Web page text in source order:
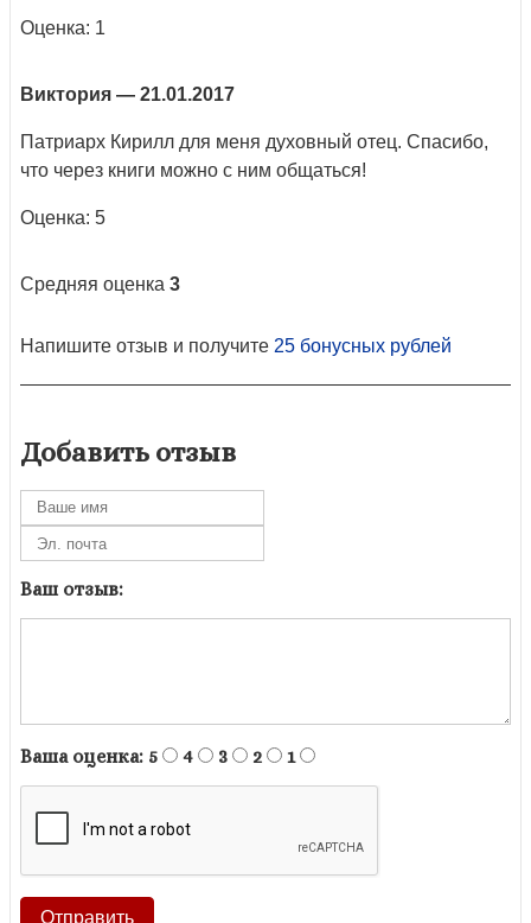
Оценка: 1
Виктория — 21.01.2017
Патриарх Кирилл для меня духовный отец. Спасибо,
что через книги можно с ним общаться!
Оценка: 5
Средняя оценка 3
Напишите отзыв и получите 25 бонусных рублей
Добавить отзыв
Ваш отзыв:
Ваша оценка: 5 4 3 2 1